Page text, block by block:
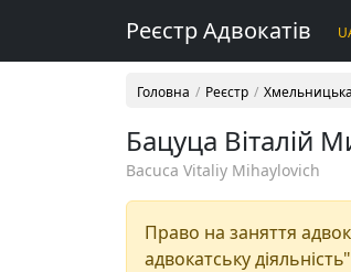
Реєстр Адвокатів
Головна Реєстр
Бацуца Віталій
Bacuca Vitaliy Mihaylovich
Право на заняття
адвокатську